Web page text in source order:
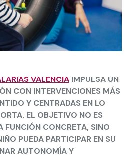
VALENCIA IMPULSA UN
CON INTERVENCIONES MÁS
Y CENTRADAS EN LO
EL OBJETIVO NO ES
FUNCIÓN CONCRETA, SINO
PUEDA PARTICIPAR EN SU
AUTONOMÍA Y